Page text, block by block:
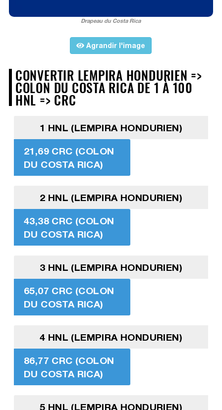
Drapeau du Costa Rica
Agrandir l'image
CONVERTIR LEMPIRA HONDURIEN =>
COLON DU COSTA RICA DE 1 À 100
HNL => CRC
1 HNL (LEMPIRA HONDURIEN)
21,69 CRC (COLON
DU COSTA RICA)
2 HNL (LEMPIRA HONDURIEN)
43,38 CRC (COLON
DU COSTA RICA)
3 HNL (LEMPIRA HONDURIEN)
65,07 CRC (COLON
DU COSTA RICA)
4 HNL (LEMPIRA HONDURIEN)
86,77 CRC (COLON
DU COSTA RICA)
5 HNL (LEMPIRA HONDURIEN)